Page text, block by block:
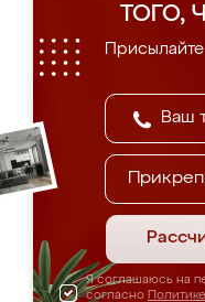
ТОГО,
Я соглашаюсь на
согласно